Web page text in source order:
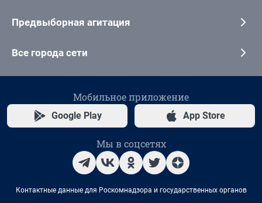
Предвыборная агитация
Все города сети
Мобильное приложение
Google Play App Store
Мы в соцсетях
Контактные данные для Роскомнадзора и государственных органов